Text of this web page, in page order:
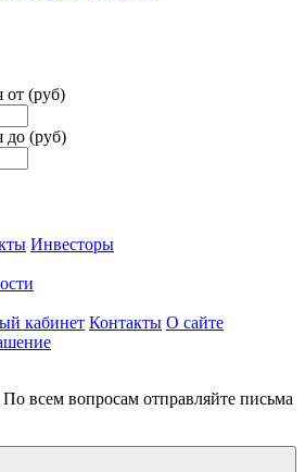
от (руб)
до (руб)
Инвесторы
кабинет Контакты О сайте
всем вопросам отправляйте письма